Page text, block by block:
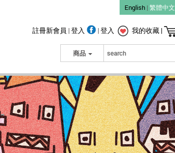
English | 繁體中文
註冊新會員 |登入 |登入 我的收藏 |
商品